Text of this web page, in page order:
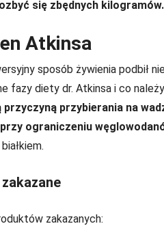
się zbędnych kilogramów.
Atkinsa
sposób żywienia podbił
fazy diety dr. Atkinsa i co
przyczyną przybierania na
ograniczeniu
zakazanych: